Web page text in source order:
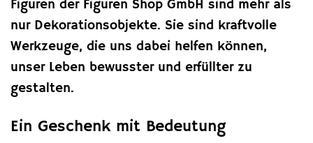
Figuren der Figuren Shop GmbH sind mehr als
nur Dekorationsobjekte. Sie sind kraftvolle
Werkzeuge, die uns dabei helfen können,
unser Leben bewusster und erfüllter zu
gestalten.
Ein Geschenk mit Bedeutung